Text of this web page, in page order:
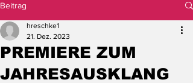
Beitrag
PREMIERE ZUM
JAHRESAUSKLANG
hreschke1
21. Dez. 2023